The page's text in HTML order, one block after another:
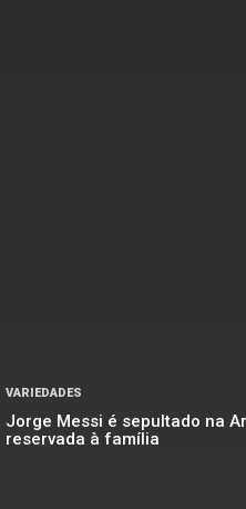
VARIEDADES
Jorge Messi é sepultado na
reservada à família